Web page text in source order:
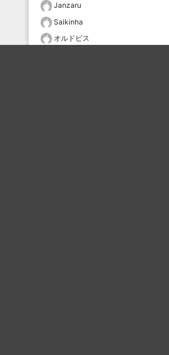
Janzaru
Saikinha
オルドビス